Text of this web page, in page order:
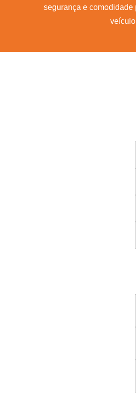
segurança e comodidade